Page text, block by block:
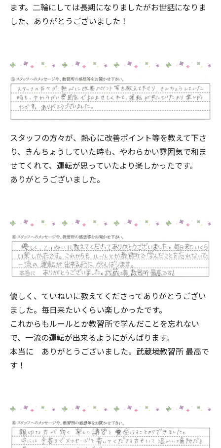
ます。二輪にしては長期になりましたがお世話になりま
した、ありがとうございました！
スタッフの方々が、熱心に改善ポイント等を教えて下さ
り、きんちょうしていた時も、やわらかい雰囲気で和ま
せてくれて、運転が思っていたより楽しかったです。
ありがとうございました。
優しく、ていねいに教えてくださってありがとうござい
ました。毎日来たいくらい楽しかったです。
これからもルールとか教習所で学んだことを忘れない
で、一流の運転が出来るようにがんばります。
本当に ありがとうございました。武蔵境教習所 最高で
す！